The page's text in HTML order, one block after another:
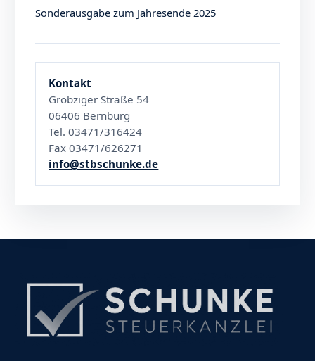
Sonderausgabe zum Jahresende 2025
Kontakt
Gröbziger Straße 54
06406 Bernburg
Tel. 03471/316424
Fax 03471/626271
info@stbschunke.de